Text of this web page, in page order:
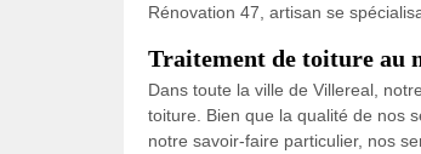
Rénovation 47, artisan se
Traitement de toiture au
Dans toute la ville de Villereal,
toiture. Bien que la qualité de nos
notre savoir-faire particulier, nos